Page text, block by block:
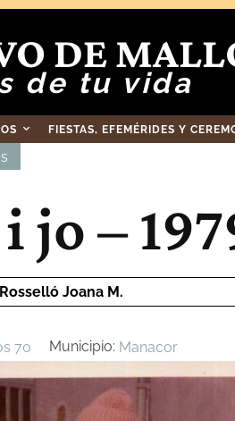
DE
de tu vida
FIESTAS, EFEMÉRIDES Y
jo –
Joana M.
70 Municipio: Manacor